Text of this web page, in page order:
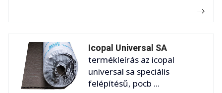
Icopal Universal SA
termékleírás az icopal
universal sa speciális
felépítésű, pocb ...